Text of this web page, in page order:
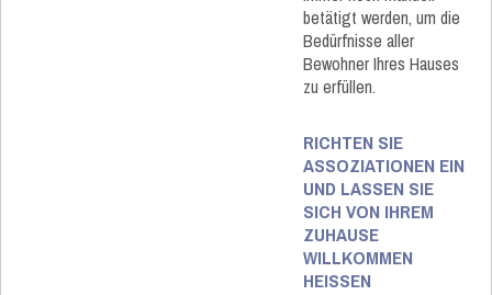
betätigt werden, um die
Bedürfnisse aller
Bewohner Ihres Hauses
zu erfüllen.
RICHTEN SIE
ASSOZIATIONEN EIN
UND LASSEN SIE
SICH VON IHREM
ZUHAUSE
WILLKOMMEN
HEISSEN